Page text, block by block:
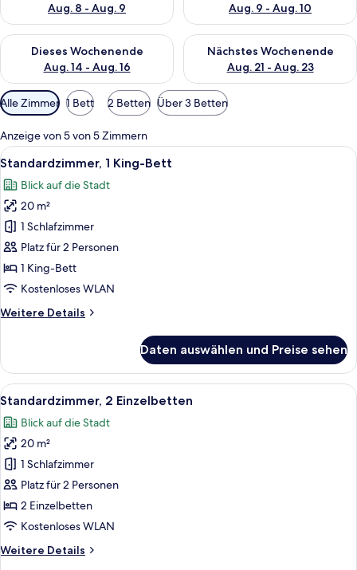
Aug. 8 - Aug. 9
Aug. 9 - Aug. 10
Dieses Wochenende
Aug. 14 - Aug. 16
Überprüfe die Verfügbarkeit für dieses Wochenende, Aug. 14
Nächstes Wochenende
Aug. 21 - Aug. 23
Überprüfe die Verfügbarkeit
Verfügbare
Filter
für
Zimmer
Alle Zimmer 1 Bett 2 Betten Über 3 Betten
Anzeige von 5 von 5 Zimmern
Alle
Fotos
für
Standardzimmer,
1 King-
Bett
anzeigen
Ein Hotelzimmer mit Bett,
12
Standardzimmer, 1 King-Bett
Blick auf die Stadt
20 m²
1 Schlafzimmer
Platz für 2 Personen
1 King-Bett
Kostenloses WLAN
Weitere Details
Weitere
1 King-
Bett
Daten auswählen und Preise sehen
Alle
Fotos
für
Standardzimmer,
2 Einzelbetten
anzeigen
Ein Doppelbett mit einem
13
Standardzimmer, 2 Einzelbetten
Blick auf die Stadt
20 m²
1 Schlafzimmer
Platz für 2 Personen
2 Einzelbetten
Kostenloses WLAN
Weitere Details
Weitere